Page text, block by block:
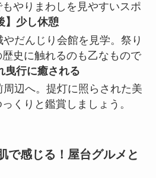
やりまわしを見やすいスポ
】少し休憩
やだんじり会館を見学。祭り
史に触れるのも乙なもので
曳行に癒される
周辺へ。提灯に照らされた美
くりと鑑賞しましょう。
で感じる！屋台グルメと